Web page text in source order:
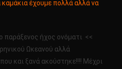
έχουμε πολλά αλλά να
παράξενος ήχος ονόματι <<
Ωκεανού αλλά
και ξανά ακούστηκε!!!! Μέχρι